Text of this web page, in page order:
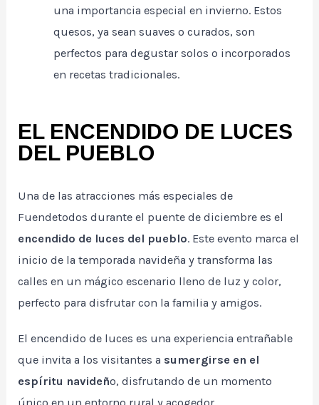
una importancia especial en invierno. Estos
quesos, ya sean suaves o curados, son
perfectos para degustar solos o incorporados
en recetas tradicionales.
EL ENCENDIDO DE LUCES
DEL PUEBLO
Una de las atracciones más especiales de
Fuendetodos durante el puente de diciembre es el
encendido de luces del pueblo. Este evento marca el
inicio de la temporada navideña y transforma las
calles en un mágico escenario lleno de luz y color,
perfecto para disfrutar con la familia y amigos.
El encendido de luces es una experiencia entrañable
que invita a los visitantes a sumergirse en el
espíritu navideño, disfrutando de un momento